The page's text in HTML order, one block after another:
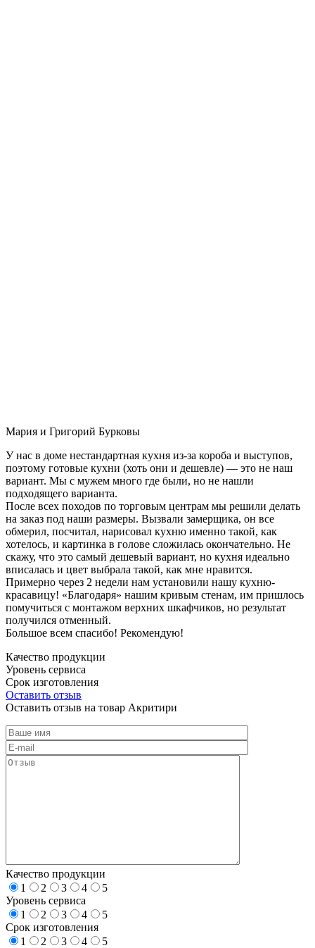
Мария и Григорий Бурковы
У нас в доме нестандартная кухня из-за короба и выступов,
поэтому готовые кухни (хоть они и дешевле) — это не наш
вариант. Мы с мужем много где были, но не нашли
подходящего варианта.
После всех походов по торговым центрам мы решили делать
на заказ под наши размеры. Вызвали замерщика, он все
обмерил, посчитал, нарисовал кухню именно такой, как
хотелось, и картинка в голове сложилась окончательно. Не
скажу, что это самый дешевый вариант, но кухня идеально
вписалась и цвет выбрала такой, как мне нравится.
Примерно через 2 недели нам установили нашу кухню-
красавицу! «Благодаря» нашим кривым стенам, им пришлось
помучиться с монтажом верхних шкафчиков, но результат
получился отменный.
Большое всем спасибо! Рекомендую!
Качество продукции
Уровень сервиса
Срок изготовления
Оставить отзыв
Оставить отзыв на товар Акритири
Качество продукции
1
2 3 4
5
Уровень сервиса
1
2 3 4
5
Срок изготовления
1
2 3 4
5